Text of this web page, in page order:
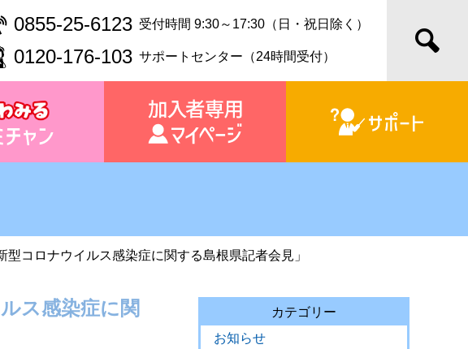
0855-25-6123 受付時間 9:30～17:30（日・祝日除く）
0120-176-103 サポートセンター（24時間受付）
コロナウイルス感染症に関する島根県記者会見」
ス感染症に関
カテゴリー
お知らせ